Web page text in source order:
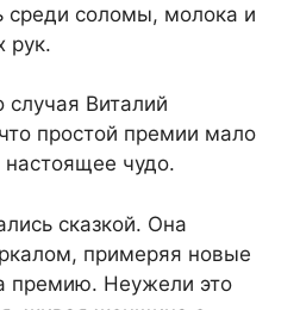
среди соломы, молока и
рук.
случая Виталий
простой премии мало
чудо.
сказкой. Она
примеряя новые
премию. Неужели это